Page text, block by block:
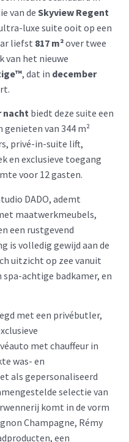
van de Skyview Regent
luxe suite ooit op een
liefst 817 m²over twee
van het nieuwe
, dat in december
nacht biedt deze suite een
genieten van 344 m²
privé-in-suite lift,
en exclusieve toegang
voor 12 gasten.
DADO, ademt
maatwerkmeubels,
een rustgevend
is volledig gewijd aan de
uitzicht op zee vanuit
achtige badkamer, en
met een privébutler,
met chauffeur in
was- en
als gepersonaliseerd
selectie van
komt in de vorm
Champagne, Rémy
een